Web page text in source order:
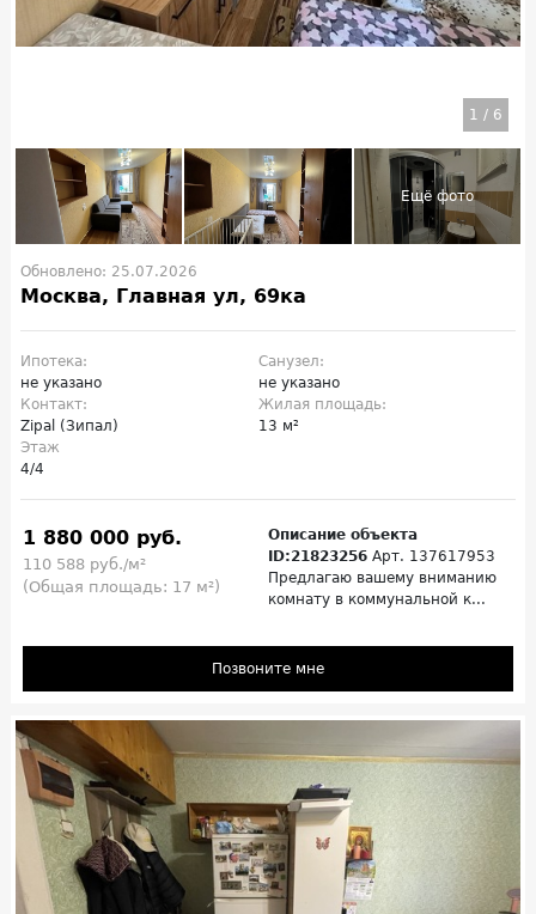
1 / 6
Обновлено: 25.07.2026
Москва, Главная ул, 69ка
Ипотека:
не указано
Санузел:
не указано
Контакт:
Zipal (Зипал)
Жилая площадь:
13 м²
Этаж
4/4
1 880 000 руб.
110 588 руб./м²
(Общая площадь: 17 м²)
Описание объекта
ID:21823256 Арт. 137617953
Предлагаю вашему вниманию
комнату в коммунальной к...
Позвоните мне